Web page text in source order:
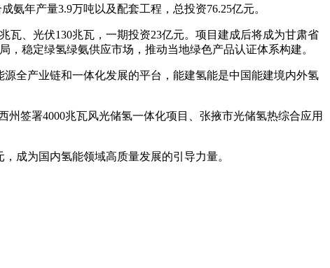
年产量3.9万吨以及配套工程，总投资76.25亿元。
瓦、光伏130兆瓦，一期投资23亿元。项目建成后将成为甘肃省
稳定绿氢绿氨供应市场，推动当地绿色产品认证体系构建。
全产业链和一体化发展的平台，能建氢能是中国能建境内外氢
签署4000兆瓦风光储氢一体化项目、张掖市光储氢热综合应用
成为国内氢能领域高质量发展的引导力量。